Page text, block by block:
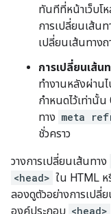
ทันทีที่หน้าเว็บโห
การเปลี่ยนเส้นท
เปลี่ยนเส้นทางถ
การเปลี่ยนเส้น
ทำงานหลังผ่านไ
กำหนดไว้เท่านั้น
ทาง meta
ชั่วคราว
วางการเปลี่ยนเส้นทาง
<head> ใน HTML ห
ลองดูตัวอย่างการเปลี่
องค์ประกอบ <head>